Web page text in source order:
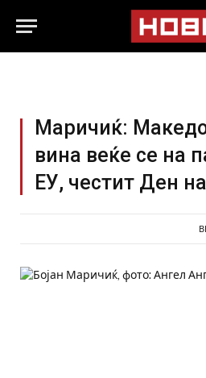
Маричиќ:
вина веќе се на
ЕУ, честит Ден